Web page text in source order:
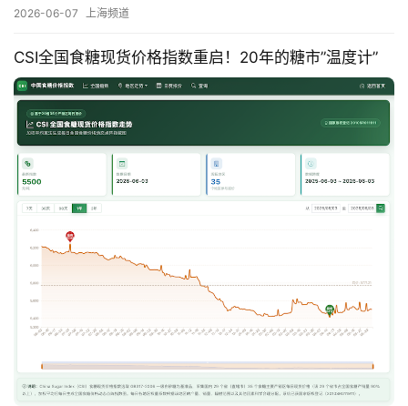
2026-06-07 上海频道
CSI全国食糖现货价格指数重启！20年的糖市”温度计”